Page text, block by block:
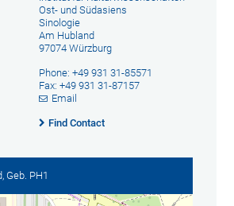
Ost- und Südasiens
Sinologie
Am Hubland
97074 Würzburg
Phone: +49 931 31-85571
Fax: +49 931 31-87157
Email
Find Contact
Geb. PH1